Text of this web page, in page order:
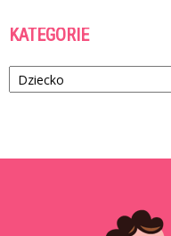
KATEGORIE
Kategorie